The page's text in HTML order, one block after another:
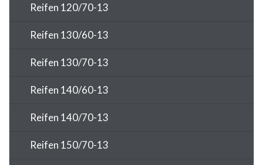
Reifen 120/70-13
Reifen 130/60-13
Reifen 130/70-13
Reifen 140/60-13
Reifen 140/70-13
Reifen 150/70-13